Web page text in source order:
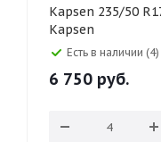
Kapsen 235/50 R17 100H XL SnowShoes RW501,
Kapsen
Есть в наличии (4)
6 750 руб.